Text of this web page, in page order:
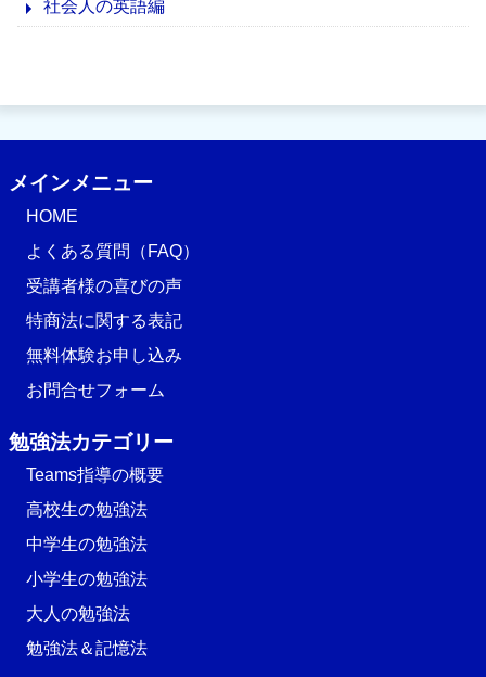
社会人の英語編
メインメニュー
HOME
よくある質問（FAQ）
受講者様の喜びの声
特商法に関する表記
無料体験お申し込み
お問合せフォーム
勉強法カテゴリー
Teams指導の概要
高校生の勉強法
中学生の勉強法
小学生の勉強法
大人の勉強法
勉強法＆記憶法